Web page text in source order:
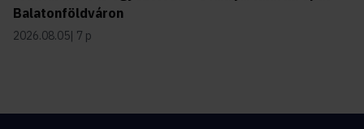
Balatonföldváron
2026.08.05 7 p